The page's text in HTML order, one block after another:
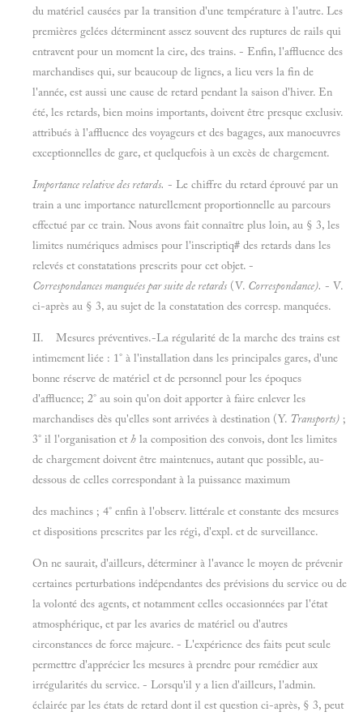
du matériel causées par la transition d'une température à l'autre. Les
premières gelées déterminent assez souvent des ruptures de rails qui
entravent pour un moment la cire, des trains. - Enfin, l'affluence des
marchandises qui, sur beaucoup de lignes, a lieu vers la fin de
l'année, est aussi une cause de retard pendant la saison d'hiver. En
été, les retards, bien moins importants, doivent être presque exclusiv.
attribués à l'affluence des voyageurs et des bagages, aux manoeuvres
exceptionnelles de gare, et quelquefois à un excès de chargement.
Importance relative des retards. - Le chiffre du retard éprouvé par un
train a une importance naturellement proportionnelle au parcours
effectué par ce train. Nous avons fait connaître plus loin, au § 3, les
limites numériques admises pour l'inscriptiq# des retards dans les
relevés et constatations prescrits pour cet objet. -
Correspondances manquées par suite de retards (V. Correspondance). - V.
ci-après au § 3, au sujet de la constatation des corresp. manquées.
II. Mesures préventives.-La régularité de la marche des trains est
intimement liée : 1° à l'installation dans les principales gares, d'une
bonne réserve de matériel et de personnel pour les époques
d'affluence; 2° au soin qu'on doit apporter à faire enlever les
marchandises dès qu'elles sont arrivées à destination (Y. Transports) ;
3° il l'organisation eth la composition des convois, dont les limites
de chargement doivent être maintenues, autant que possible, au-
dessous de celles correspondant à la puissance maximum
des machines ; 4° enfin à l'observ. littérale et constante des mesures
et dispositions prescrites par les régi, d'expl. et de surveillance.
On ne saurait, d'ailleurs, déterminer à l'avance le moyen de prévenir
certaines perturbations indépendantes des prévisions du service ou de
la volonté des agents, et notamment celles occasionnées par l'état
atmosphérique, et par les avaries de matériel ou d'autres
circonstances de force majeure. - L'expérience des faits peut seule
permettre d'apprécier les mesures à prendre pour remédier aux
irrégularités du service. - Lorsqu'il y a lien d'ailleurs, l'admin.
éclairée par les états de retard dont il est question ci-après, § 3, peut